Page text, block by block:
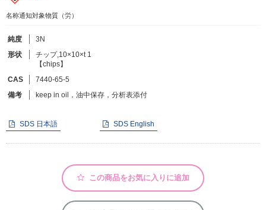
フリーワードで検索
化学式で検索
和名・英名で検索
名称通知対象物質（労）
純度
3N
形状
チップ,10×10×t 1
【chips】
CAS
7440-65-5
備考
keep in oil，油中保存，分析表添付
SDS 日本語 SDS English
この商品をお気に入りに追加